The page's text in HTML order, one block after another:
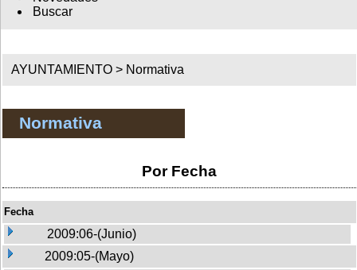
Buscar
AYUNTAMIENTO > Normativa
Normativa
Por Fecha
Fecha
2009:06-(Junio)
2009:05-(Mayo)